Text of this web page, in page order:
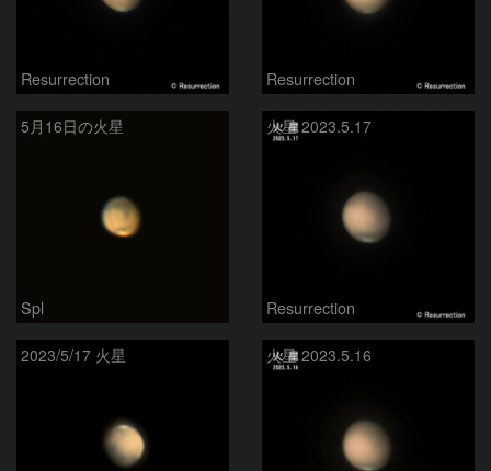
Resurrection Resurrection
5月16日の火星
Spl
火星 2023.5.17
Resurrection
2023/5/17 火星 火星 2023.5.16